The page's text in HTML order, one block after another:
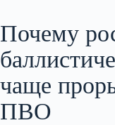
Почему
чаще
ПВО